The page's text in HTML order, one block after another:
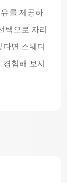
를 제공하
택으로 자리
면 스웨디
험해 보시